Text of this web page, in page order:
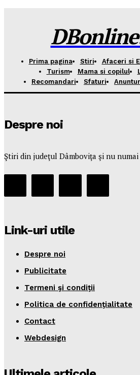
Prima pagina Stiri Afaceri si
Turism
Mama si copilul
Recomandari
Sfaturi
Despre noi
Ştiri din judeţul Dâmboviţa şi nu numai
Link-uri utile
Despre noi
Publicitate
Termeni şi condiţii
Politica de confidenţialitate
Contact
Webdesign